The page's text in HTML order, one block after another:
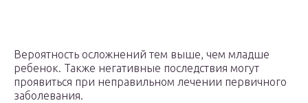
Вероятность осложнений тем выше, чем младше
ребенок. Также негативные последствия могут
проявиться при неправильном лечении первичного
заболевания.